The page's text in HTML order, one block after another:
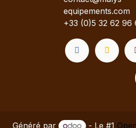
equipements.com
+33 (0)5 32 62 96
Généré par - Le #1